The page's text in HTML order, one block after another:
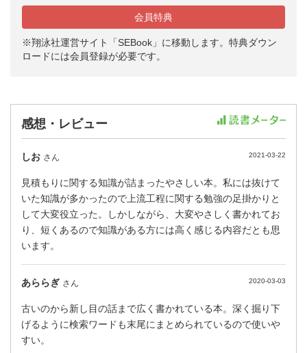
会員特典
※翔泳社運営サイト「SEBook」に移動します。特典ダウン
ロードには会員登録が必要です。
感想・レビュー
しお さん 2021-03-22
見積もりに関する知識が詰まったやさしい本。私には抜けて
いた知識が多かったので上流工程に関する勉強の足掛かりと
して大変役立った。しかしながら、大変やさしく書かれてお
り、短くあるので知識がある方には高く感じる内容だとも思
います。
あららぎ さん 2020-03-03
古いのから新し目の話まで広く書かれている本。深く掘り下
げるように検索ワードも末尾にまとめられているので使いや
すい。